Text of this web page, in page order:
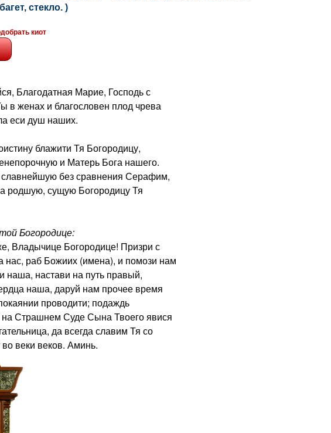
стекло. )
киот
Благодатная Марие, Господь с
в женах и благословен плод чрева
еси душ наших.
блажити Тя Богородицу,
и Матерь Бога нашего.
без сравнения Серафим,
родшую, сущую Богородицу Тя
Богородице:
Владычице Богородице! Призри с
нас, раб Божиих (имена), и помози нам
наша, настави на путь правый,
наша, даруй нам прочее время
проводити; подаждь
на Страшнем Суде Сына Твоего явися
да всегда славим Тя со
веки веков. Аминь.